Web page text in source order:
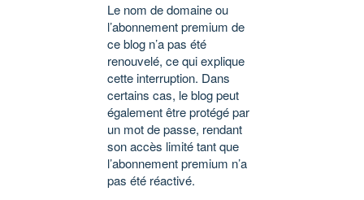
Le nom de domaine ou
l’abonnement premium de
ce blog n’a pas été
renouvelé, ce qui explique
cette interruption. Dans
certains cas, le blog peut
également être protégé par
un mot de passe, rendant
son accès limité tant que
l’abonnement premium n’a
pas été réactivé.